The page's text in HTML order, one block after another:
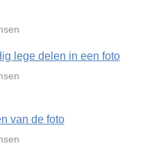
lege delen in een foto
van de foto